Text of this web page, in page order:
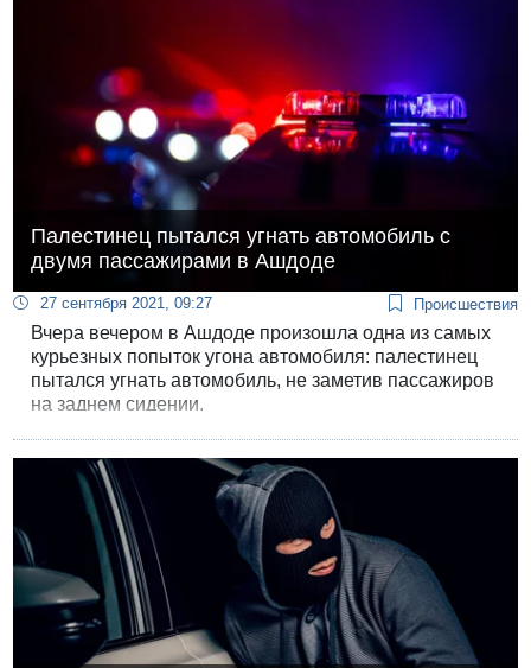
Палестинец пытался угнать автомобиль с
двумя пассажирами в Ашдоде
27 сентября 2021, 09:27 Происшествия
Вчера вечером в Ашдоде произошла одна из самых
курьезных попыток угона автомобиля: палестинец
пытался угнать автомобиль, не заметив пассажиров
на заднем сидении.